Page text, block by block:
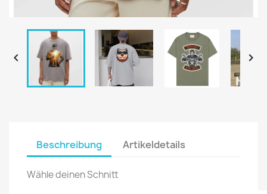
 
Beschreibung Artikeldetails
Wähle deinen Schnitt